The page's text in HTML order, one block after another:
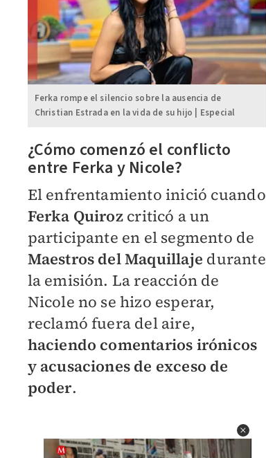
Ferka rompe el silencio sobre la ausencia de
Christian Estrada en la vida de su hijo | Especial
¿Cómo comenzó el conflicto
entre Ferka y Nicole?
El enfrentamiento inició cuando
Ferka Quirozcriticó a un
participante en el segmento de
Maestros del Maquillaje durante
la emisión. La reacción de
Nicole no se hizo esperar,
reclamó fuera del aire,
haciendo comentarios irónicos
y acusaciones de exceso de
poder.